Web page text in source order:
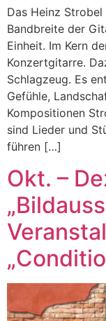
Das Heinz
Bandbreite der
Einheit. Im Kern
Konzertgitarre.
Schlagzeug. Es
Gefühle,
Kompositionen
sind Lieder und
führen […]
Okt. –